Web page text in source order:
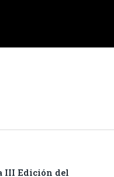
III Edición del